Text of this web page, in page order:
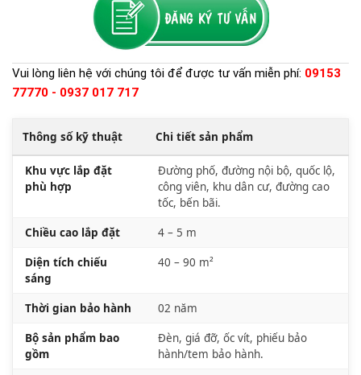
Vui lòng liên hệ với chúng tôi để được tư vấn miễn phí: 09153
77770 - 0937 017 717
Thông số kỹ thuật Chi tiết sản phẩm
Khu vực lắp đặt
phù hợp
Đường phố, đường nội bộ, quốc lộ,
công viên, khu dân cư, đường cao
tốc, bến bãi.
Chiều cao lắp đặt 4 – 5 m
Diện tích chiếu
sáng
40 – 90 m²
Thời gian bảo hành 02 năm
Bộ sản phẩm bao
gồm
Đèn, giá đỡ, ốc vít, phiếu bảo
hành/tem bảo hành.